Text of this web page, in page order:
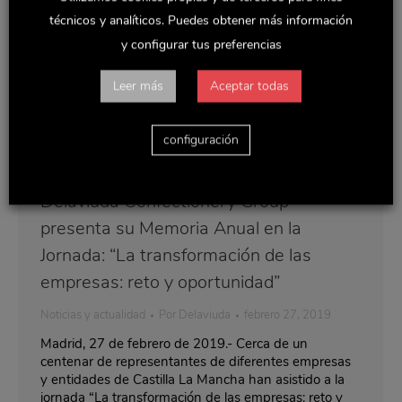
Delaviuda Confectionery Group
presenta su Memoria Anual en la
Jornada: “La transformación de las
empresas: reto y oportunidad”
Noticias y actualidad Por Delaviuda febrero 27, 2019
Madrid, 27 de febrero de 2019.- Cerca de un
centenar de representantes de diferentes empresas
y entidades de Castilla La Mancha han asistido a la
jornada “La transformación de las empresas: reto y
técnicos y analíticos. Puedes obtener más información
y configurar tus preferencias
Leer más Aceptar todas
configuración